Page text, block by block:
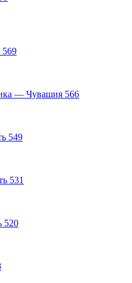
569
— Чувашия 566
549
531
520